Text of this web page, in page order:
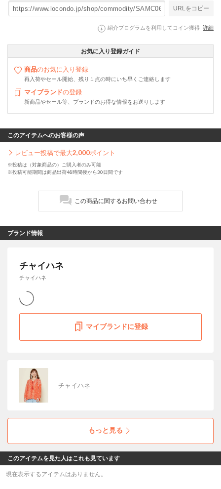
URLをコピー
紹介プログラムを利用してコイン獲得 詳細
お気に入り登録ガイド
商品のお気に入り登録
再入荷やセール開始、残り１点の時にいち早くご連絡します
マイブランドの登録
新商品やセール等、ブランドのお得な情報をお送りします
このアイテムへのお客様の声
レビュー投稿で最大2,000ポイント
※投稿は（対象商品の）ご購入者のみ可能
※投稿可能期間は商品出荷48時間後から30日間です
この商品に関するお問い合わせ
ブランド情報
チャイハネ
チャイハネ
マイブランドに登録
チャイハネ
もっと見る
このアイテムを見た人はこれも見ています
現在表示するアイテムはありません。